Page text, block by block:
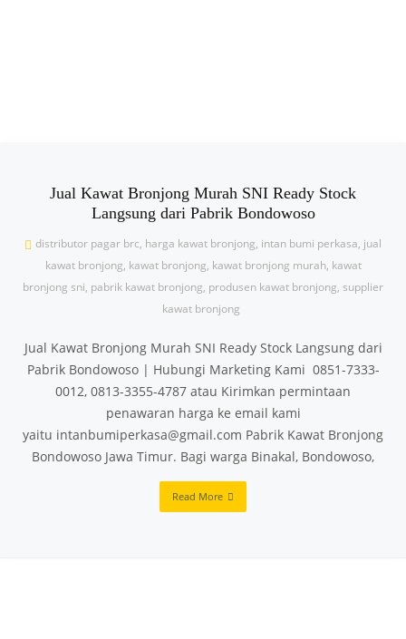
Jual Kawat Bronjong Murah SNI Ready Stock
Langsung dari Pabrik Bondowoso
distributor pagar brc, harga kawat bronjong, intan bumi perkasa, jual
kawat bronjong, kawat bronjong, kawat bronjong murah, kawat
bronjong sni, pabrik kawat bronjong, produsen kawat bronjong, supplier
kawat bronjong
Jual Kawat Bronjong Murah SNI Ready Stock Langsung dari
Pabrik Bondowoso | Hubungi Marketing Kami 0851-7333-
0012, 0813-3355-4787 atau Kirimkan permintaan
penawaran harga ke email kami
yaitu intanbumiperkasa@gmail.com Pabrik Kawat Bronjong
Bondowoso Jawa Timur. Bagi warga Binakal, Bondowoso,
Read More